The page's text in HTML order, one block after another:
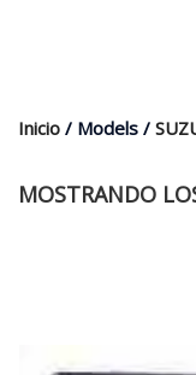
Inicio / Models /
MOSTRANDO